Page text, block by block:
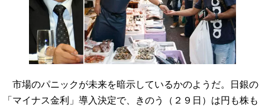
市場のパニックが未来を暗示しているかのようだ。日銀の
「マイナス金利」導入決定で、きのう（２９日）は円も株も